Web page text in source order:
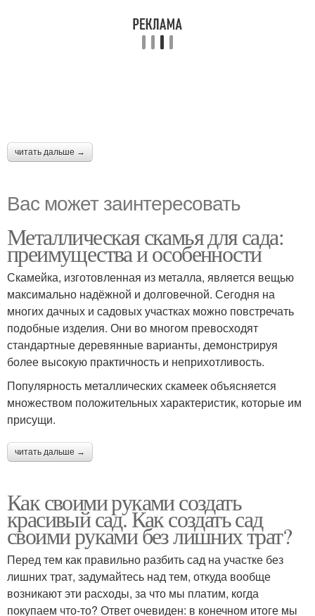
читать дальше →
Вас может заинтересовать
Металлическая скамья для сада:
преимущества и особенности
Скамейка, изготовленная из металла, является вещью
максимально надёжной и долговечной. Сегодня на
многих дачных и садовых участках можно повстречать
подобные изделия. Они во многом превосходят
стандартные деревянные варианты, демонстрируя
более высокую практичность и неприхотливость.
Популярность металлических скамеек объясняется
множеством положительных характеристик, которые им
присущи.
читать дальше →
Как своими руками создать
красивый сад. Как создать сад
своими руками без лишних трат?
Перед тем как правильно разбить сад на участке без
лишних трат, задумайтесь над тем, откуда вообще
возникают эти расходы, за что мы платим, когда
покупаем что-то? Ответ очевиден: в конечном итоге мы